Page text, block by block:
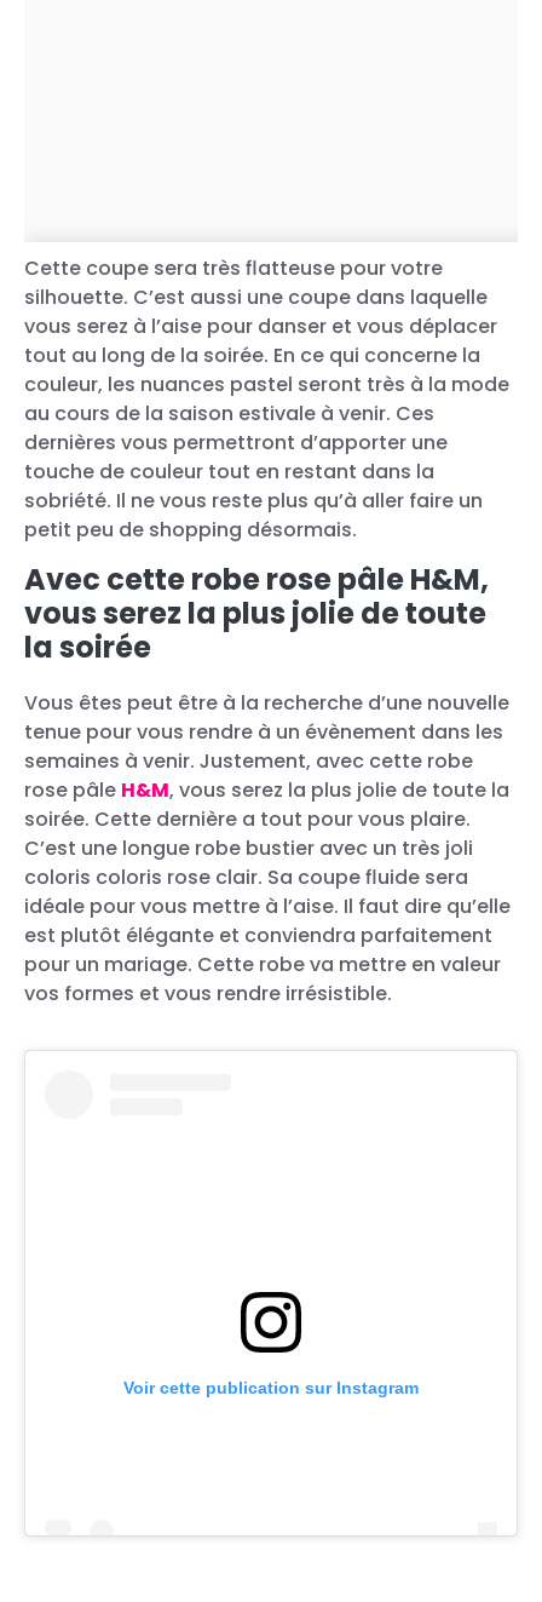
Cette coupe sera très flatteuse pour votre
silhouette. C’est aussi une coupe dans laquelle
vous serez à l’aise pour danser et vous déplacer
tout au long de la soirée. En ce qui concerne la
couleur, les nuances pastel seront très à la mode
au cours de la saison estivale à venir. Ces
dernières vous permettront d’apporter une
touche de couleur tout en restant dans la
sobriété. Il ne vous reste plus qu’à aller faire un
petit peu de shopping désormais.
Avec cette robe rose pâle H&M,
vous serez la plus jolie de toute
la soirée
Vous êtes peut être à la recherche d’une nouvelle
tenue pour vous rendre à un évènement dans les
semaines à venir. Justement, avec cette robe
rose pâle H&M, vous serez la plus jolie de toute la
soirée. Cette dernière a tout pour vous plaire.
C’est une longue robe bustier avec un très joli
coloris coloris rose clair. Sa coupe fluide sera
idéale pour vous mettre à l’aise. Il faut dire qu’elle
est plutôt élégante et conviendra parfaitement
pour un mariage. Cette robe va mettre en valeur
vos formes et vous rendre irrésistible.
Voir cette publication sur Instagram